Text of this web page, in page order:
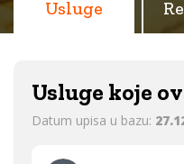
Usluge
Usluge koje
Datum upisa u bazu: